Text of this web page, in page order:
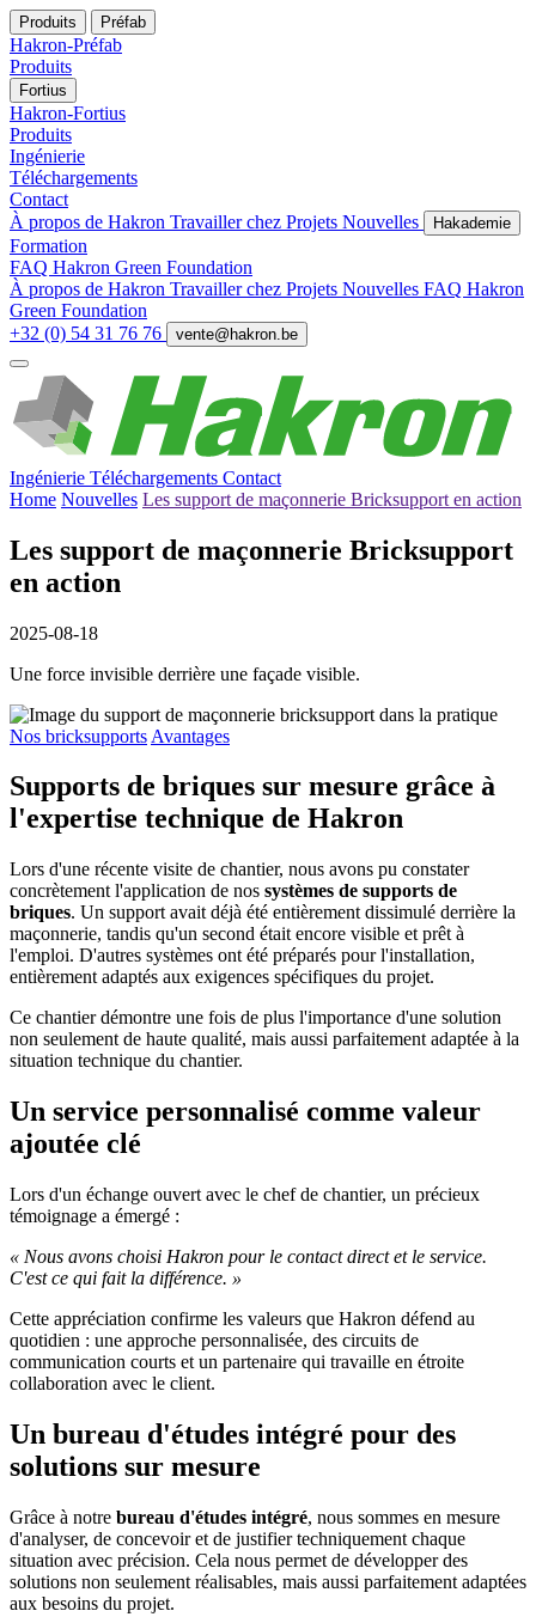
Produits Préfab
Hakron-Préfab
Produits
Fortius
Hakron-Fortius
Produits
Ingénierie
Téléchargements
Contact
À propos de Hakron Travailler chez Projets Nouvelles Hakademie
Formation
FAQ Hakron Green Foundation
À propos de Hakron Travailler chez Projets Nouvelles FAQ Hakron
Green Foundation
+32 (0) 54 31 76 76
vente@hakron.be
Ingénierie Téléchargements Contact
Home Nouvelles Les support de maçonnerie Bricksupport en action
Les support de maçonnerie Bricksupport
en action
2025-08-18
Une force invisible derrière une façade visible.
Nos bricksupports Avantages
Supports de briques sur mesure grâce à
l'expertise technique de Hakron
Lors d'une récente visite de chantier, nous avons pu constater
concrètement l'application de nos systèmes de supports de
briques. Un support avait déjà été entièrement dissimulé derrière la
maçonnerie, tandis qu'un second était encore visible et prêt à
l'emploi. D'autres systèmes ont été préparés pour l'installation,
entièrement adaptés aux exigences spécifiques du projet.
Ce chantier démontre une fois de plus l'importance d'une solution
non seulement de haute qualité, mais aussi parfaitement adaptée à la
situation technique du chantier.
Un service personnalisé comme valeur
ajoutée clé
Lors d'un échange ouvert avec le chef de chantier, un précieux
témoignage a émergé :
« Nous avons choisi Hakron pour le contact direct et le service.
C'est ce qui fait la différence. »
Cette appréciation confirme les valeurs que Hakron défend au
quotidien : une approche personnalisée, des circuits de
communication courts et un partenaire qui travaille en étroite
collaboration avec le client.
Un bureau d'études intégré pour des
solutions sur mesure
Grâce à notre bureau d'études intégré, nous sommes en mesure
d'analyser, de concevoir et de justifier techniquement chaque
situation avec précision. Cela nous permet de développer des
solutions non seulement réalisables, mais aussi parfaitement adaptées
aux besoins du projet.